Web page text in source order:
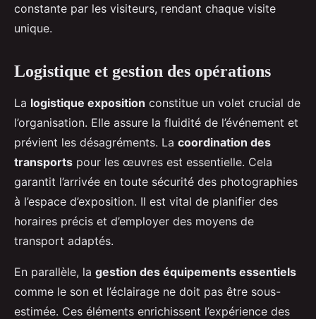
constante par les visiteurs, rendant chaque visite
unique.
Logistique et gestion des opérations
La logistique exposition constitue un volet crucial de
l’organisation. Elle assure la fluidité de l’événement et
prévient les désagréments. La coordination des
transports pour les œuvres est essentielle. Cela
garantit l’arrivée en toute sécurité des photographies
à l’espace d’exposition. Il est vital de planifier des
horaires précis et d’employer des moyens de
transport adaptés.
En parallèle, la gestion des équipements essentiels
comme le son et l’éclairage ne doit pas être sous-
estimée. Ces éléments enrichissent l’expérience des